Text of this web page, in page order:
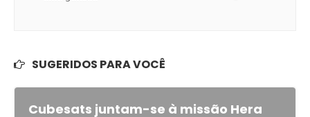
SUGERIDOS PARA VOCÊ
Cubesats juntam-se à missão Hera